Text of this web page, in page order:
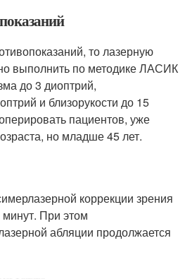
то лазерную
выполнить по методике ЛАСИК
до 3 диоптрий,
и близорукости до 15
пациентов, уже
но младше 45 лет.
коррекции зрения
минут. При этом
абляции продолжается